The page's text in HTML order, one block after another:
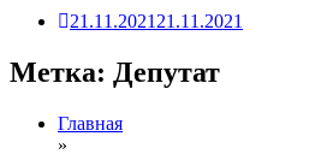
21.11.2021 21.11.2021
Метка: Депутат
Главная
»